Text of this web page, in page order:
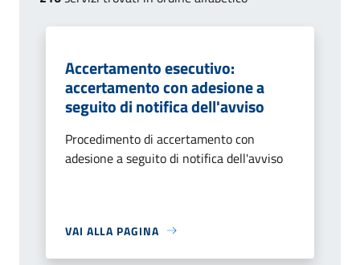
Accertamento esecutivo:
accertamento con adesione a
seguito di notifica dell'avviso
Procedimento di accertamento con
adesione a seguito di notifica dell'avviso
VAI ALLA PAGINA